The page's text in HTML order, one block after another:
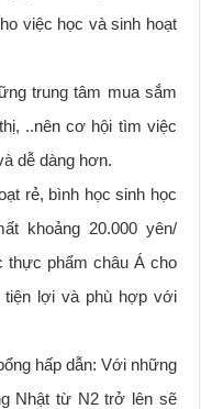
việc học và sinh hoạt
trung tâm mua sắm
..nên cơ hội tìm việc
dễ dàng hơn.
rẻ, bình học sinh học
khoảng 20.000 yên/
thực phẩm châu Á cho
tiện lợi và phù hợp với
hấp dẫn: Với những
Nhật từ N2 trở lên sẽ